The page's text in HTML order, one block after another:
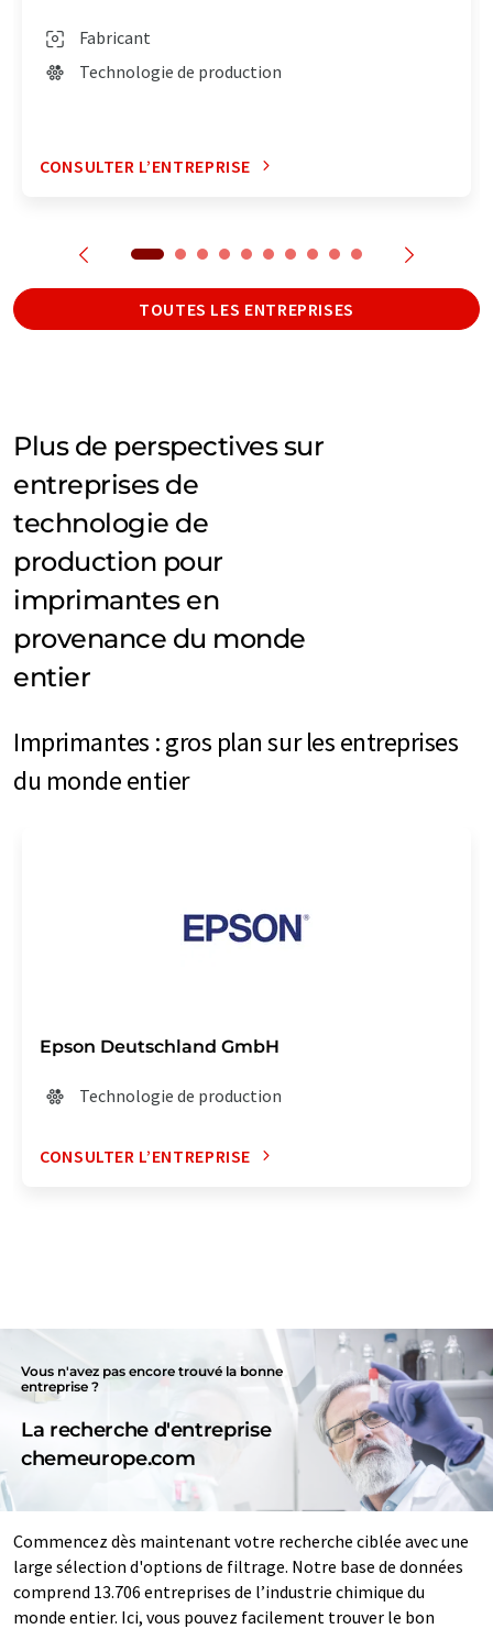
Fabricant
Technologie de production
CONSULTER L’ENTREPRISE
TOUTES LES ENTREPRISES
Plus de perspectives sur
entreprises de
technologie de
production pour
imprimantes en
provenance du monde
entier
Imprimantes : gros plan sur les entreprises
du monde entier
Epson Deutschland GmbH
Technologie de production
CONSULTER L’ENTREPRISE
Vous n'avez pas encore trouvé la bonne
entreprise ?
La recherche d'entreprise
chemeurope.com
Commencez dès maintenant votre recherche ciblée avec une
large sélection d'options de filtrage. Notre base de données
comprend 13.706 entreprises de l’industrie chimique du
monde entier. Ici, vous pouvez facilement trouver le bon